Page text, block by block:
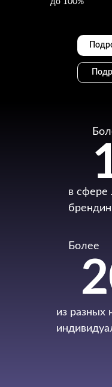
до 100%
из разных
Более
в сфере